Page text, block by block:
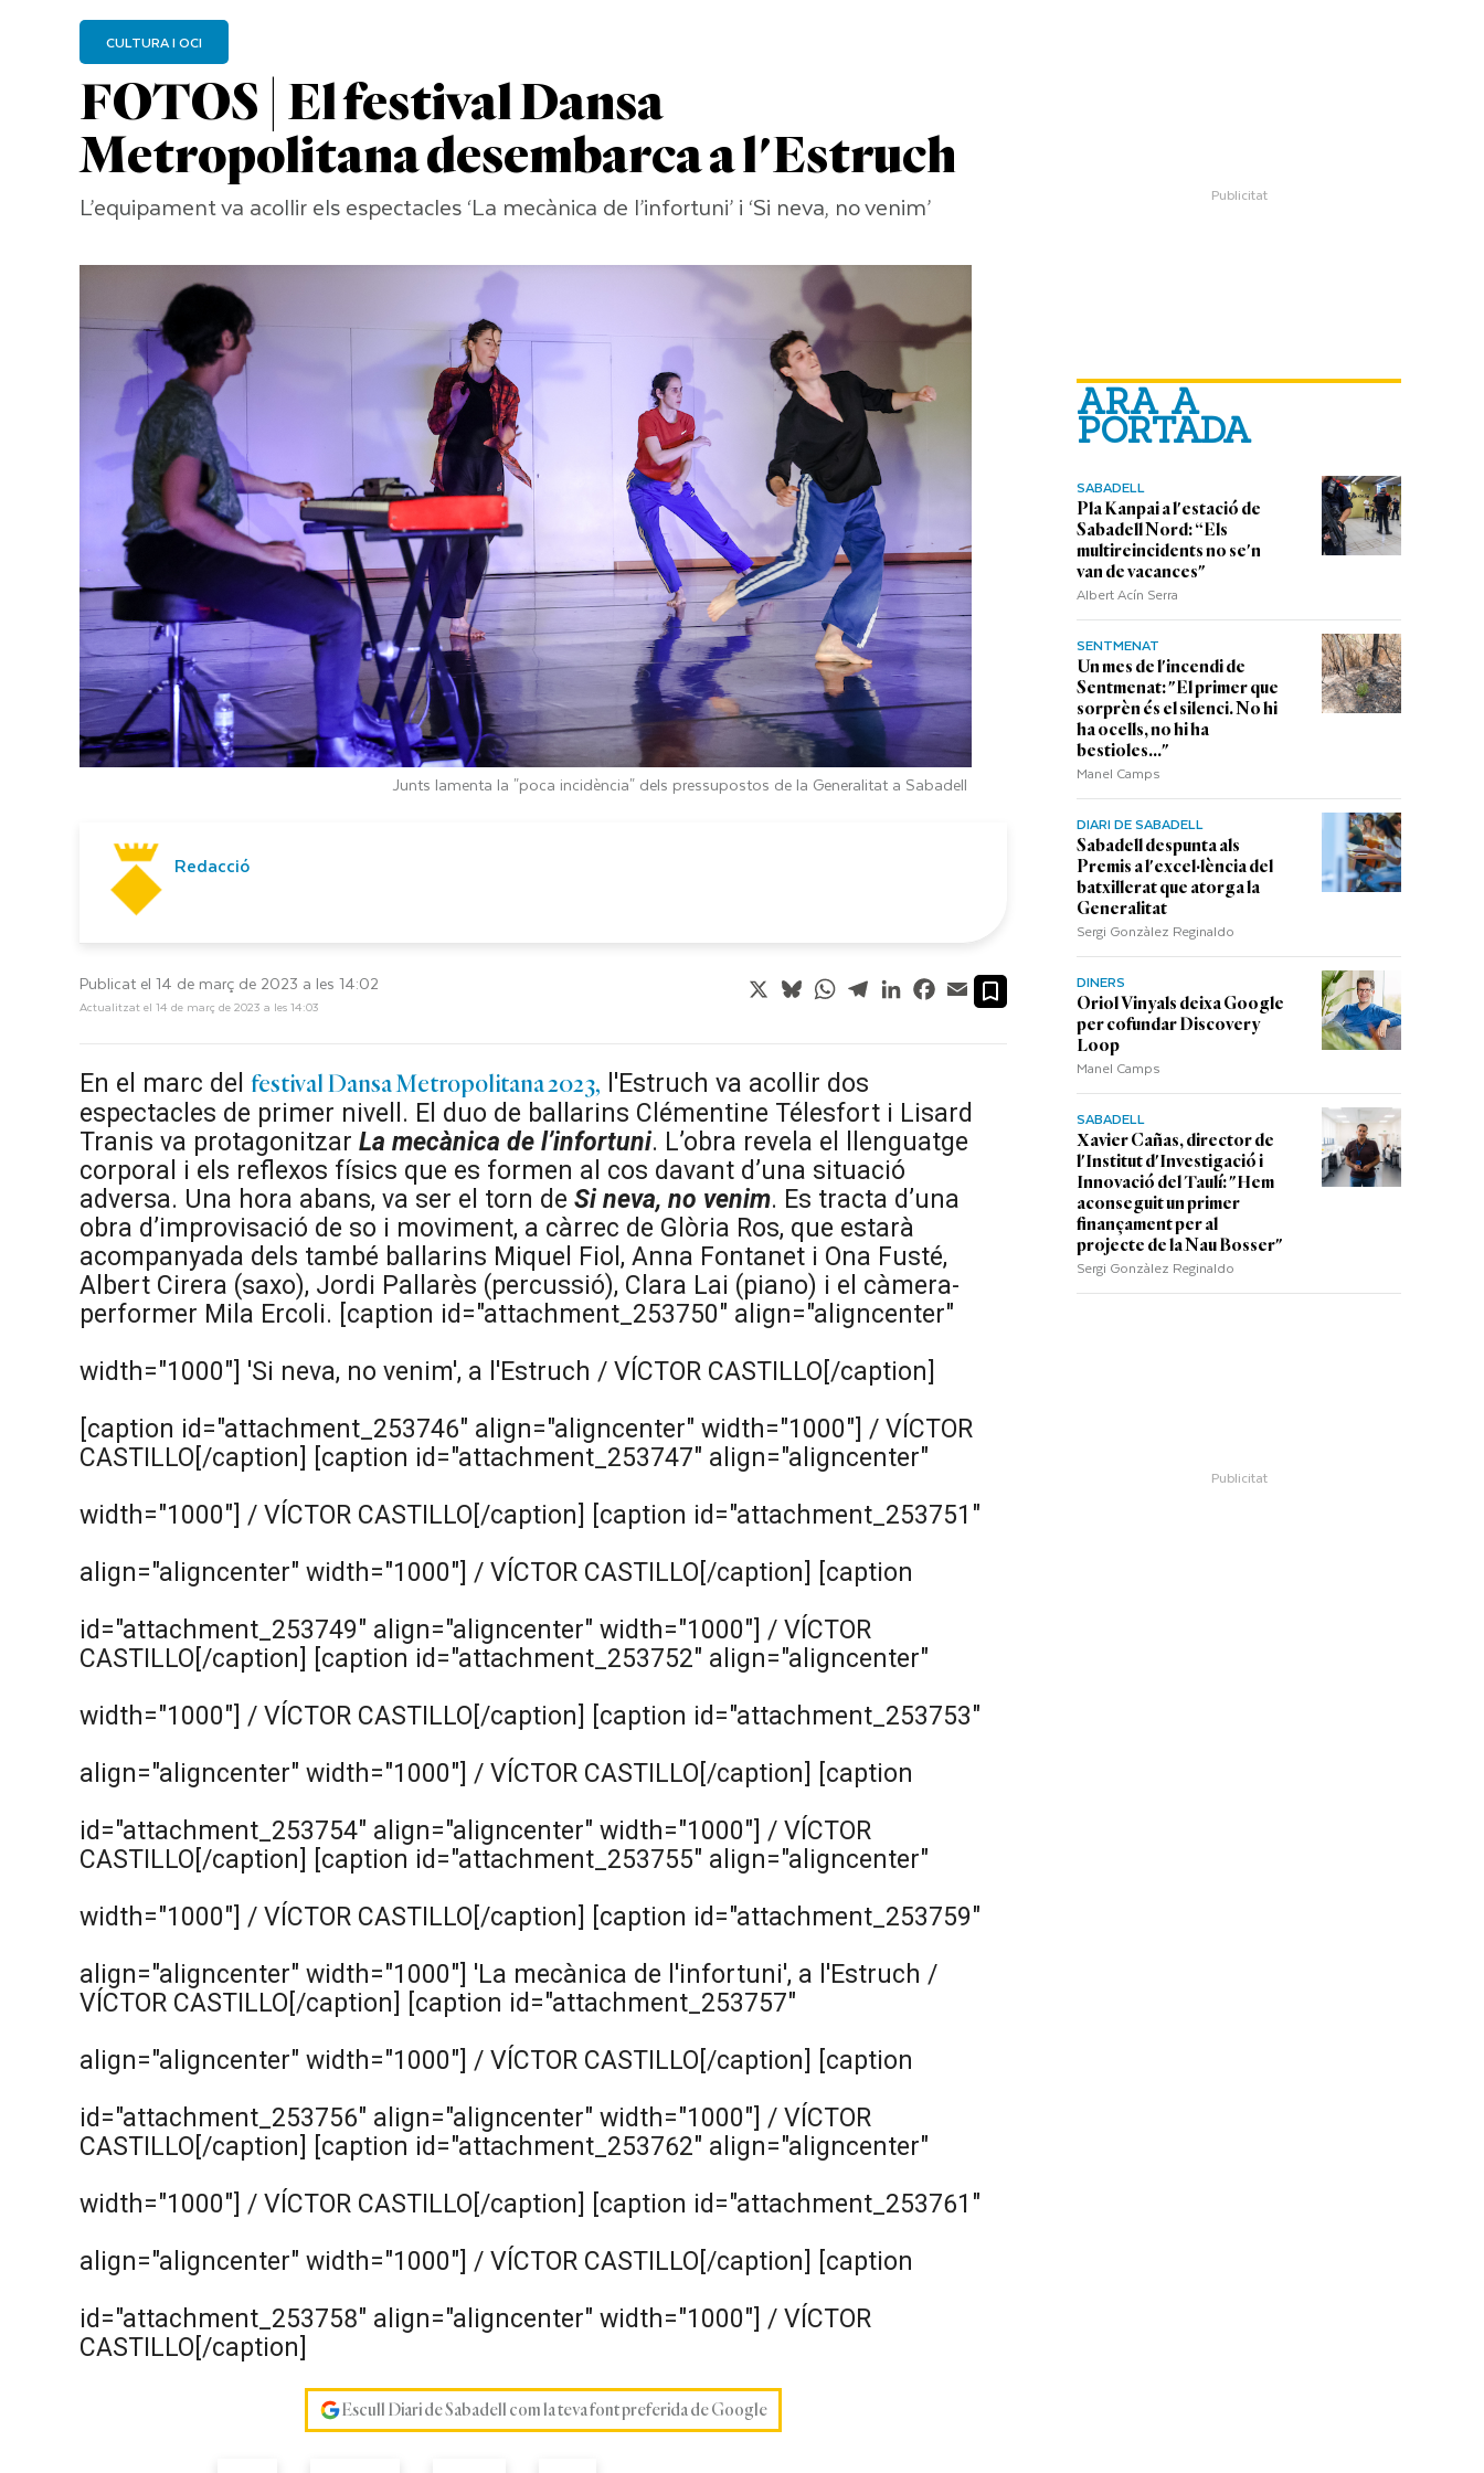
ARA A
PORTADA
SABADELL
Pla Kanpai a l'estació de
Sabadell Nord: “Els
multireincidents no se'n
van de vacances"
Albert Acín Serra
SENTMENAT
Un mes de l'incendi de
Sentmenat: "El primer que
sorprèn és el silenci. No hi
ha ocells, no hi ha
bestioles..."
Manel Camps
DIARI DE SABADELL
Sabadell despunta als
Premis a l'excel·lència del
batxillerat que atorga la
Generalitat
Sergi Gonzàlez Reginaldo
DINERS
Oriol Vinyals deixa Google
per cofundar Discovery
Loop
Manel Camps
SABADELL
Xavier Cañas, director de
l'Institut d'Investigació i
Innovació del Taulí: "Hem
aconseguit un primer
finançament per al
projecte de la Nau Bosser"
Sergi Gonzàlez Reginaldo
FOTOS | El festival Dansa
Metropolitana desembarca a l'Estruch
CULTURA I OCI
L’equipament va acollir els espectacles ‘La mecànica de l’infortuni’ i ‘Si neva, no venim’
Junts lamenta la "poca incidència" dels pressupostos de la Generalitat a Sabadell
Redacció
Publicat el 14 de març de 2023 a les 14:02
Actualitzat el 14 de març de 2023 a les 14:03
X BlueskyWhatsApp
TelegramLinkedInFacebook
Email
En el marc del festival Dansa Metropolitana 2023,
l'Estruch va acollir dos
espectacles de primer nivell. El duo de ballarins Clémentine Télesfort i Lisard
Tranis va protagonitzar La mecànica de l’infortuni. L’obra revela el llenguatge
corporal i els reflexos físics que es formen al cos davant d’una situació
adversa. Una hora abans, va ser el torn de Si neva, no venim. Es tracta d’una
obra d’improvisació de so i moviment, a càrrec de Glòria Ros, que estarà
acompanyada dels també ballarins Miquel Fiol, Anna Fontanet i Ona Fusté,
Albert Cirera (saxo), Jordi Pallarès (percussió), Clara Lai (piano) i el càmera-
performer Mila Ercoli. [caption id="attachment_253750" align="aligncenter"
width="1000"] 'Si neva, no venim', a l'Estruch / VÍCTOR CASTILLO[/caption]
[caption id="attachment_253746" align="aligncenter" width="1000"] / VÍCTOR
CASTILLO[/caption] [caption id="attachment_253747" align="aligncenter"
width="1000"] / VÍCTOR CASTILLO[/caption] [caption id="attachment_253751"
align="aligncenter" width="1000"] / VÍCTOR CASTILLO[/caption] [caption
id="attachment_253749" align="aligncenter" width="1000"] / VÍCTOR
CASTILLO[/caption] [caption id="attachment_253752" align="aligncenter"
width="1000"] / VÍCTOR CASTILLO[/caption] [caption id="attachment_253753"
align="aligncenter" width="1000"] / VÍCTOR CASTILLO[/caption] [caption
id="attachment_253754" align="aligncenter" width="1000"] / VÍCTOR
CASTILLO[/caption] [caption id="attachment_253755" align="aligncenter"
width="1000"] / VÍCTOR CASTILLO[/caption] [caption id="attachment_253759"
align="aligncenter" width="1000"] 'La mecànica de l'infortuni', a l'Estruch /
VÍCTOR CASTILLO[/caption] [caption id="attachment_253757"
align="aligncenter" width="1000"] / VÍCTOR CASTILLO[/caption] [caption
id="attachment_253756" align="aligncenter" width="1000"] / VÍCTOR
CASTILLO[/caption] [caption id="attachment_253762" align="aligncenter"
width="1000"] / VÍCTOR CASTILLO[/caption] [caption id="attachment_253761"
align="aligncenter" width="1000"] / VÍCTOR CASTILLO[/caption] [caption
id="attachment_253758" align="aligncenter" width="1000"] / VÍCTOR
CASTILLO[/caption]
Escull Diari de Sabadell com la teva font preferida de Google